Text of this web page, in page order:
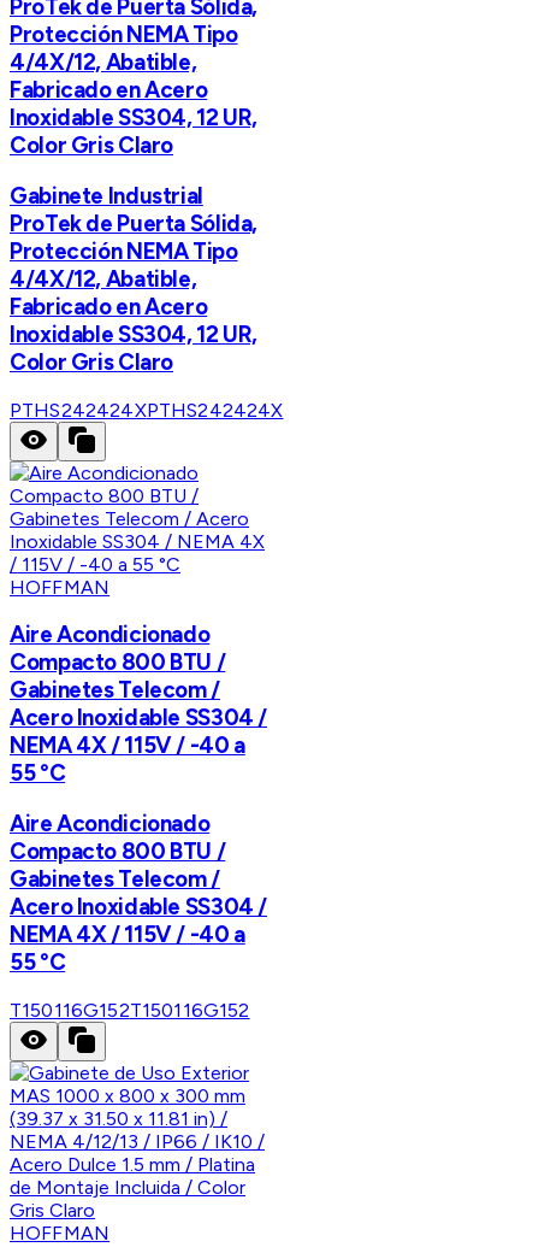
ProTek de Puerta Sólida,
Protección NEMA Tipo
4/4X/12, Abatible,
Fabricado en Acero
Inoxidable SS304, 12 UR,
Color Gris Claro
Gabinete Industrial
ProTek de Puerta Sólida,
Protección NEMA Tipo
4/4X/12, Abatible,
Fabricado en Acero
Inoxidable SS304, 12 UR,
Color Gris Claro
PTHS242424XPTHS242424X
HOFFMAN
Aire Acondicionado
Compacto 800 BTU /
Gabinetes Telecom /
Acero Inoxidable SS304 /
NEMA 4X / 115V / -40 a
55 °C
Aire Acondicionado
Compacto 800 BTU /
Gabinetes Telecom /
Acero Inoxidable SS304 /
NEMA 4X / 115V / -40 a
55 °C
T150116G152T150116G152
HOFFMAN